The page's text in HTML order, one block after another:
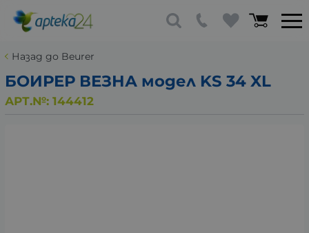
Назад до Beurer
БОИРЕР ВЕЗНА модел KS 34 XL
АРТ.№: 144412